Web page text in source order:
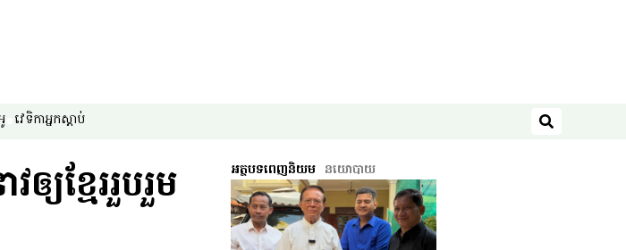
វេទិកា​អ្នក​ស្ដាប់
ស្វែងរក
យ​ខ្មែរ​រួបរួម​
អត្ថបទពេញនិយម នយោបាយ